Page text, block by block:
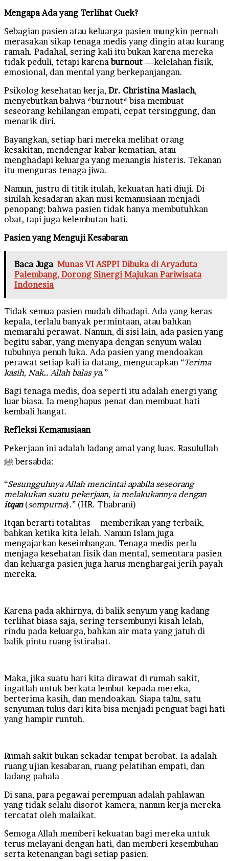
Mengapa Ada yang Terlihat Cuek?
Sebagian pasien atau keluarga pasien mungkin pernah
merasakan sikap tenaga medis yang dingin atau kurang
ramah. Padahal, sering kali itu bukan karena mereka
tidak peduli, tetapi karenaburnout —kelelahan fisik,
emosional, dan mental yang berkepanjangan.
Psikolog kesehatan kerja, Dr. Christina Maslach,
menyebutkan bahwa *burnout* bisa membuat
seseorang kehilangan empati, cepat tersinggung, dan
menarik diri.
Bayangkan, setiap hari mereka melihat orang
kesakitan, mendengar kabar kematian, atau
menghadapi keluarga yang menangis histeris. Tekanan
itu menguras tenaga jiwa.
Namun, justru di titik itulah, kekuatan hati diuji. Di
sinilah kesadaran akan misi kemanusiaan menjadi
penopang: bahwa pasien tidak hanya membutuhkan
obat, tapi juga kelembutan hati.
Pasien yang Menguji Kesabaran
Baca Juga Munas VI ASPPI Dibuka di Aryaduta
Palembang, Dorong Sinergi Majukan Pariwisata
Indonesia
Tidak semua pasien mudah dihadapi. Ada yang keras
kepala, terlalu banyak permintaan, atau bahkan
memarahi perawat. Namun, di sisi lain, ada pasien yang
begitu sabar, yang menyapa dengan senyum walau
tubuhnya penuh luka. Ada pasien yang mendoakan
perawat setiap kali ia datang, mengucapkan “Terima
kasih, Nak… Allah balas ya.”
Bagi tenaga medis, doa seperti itu adalah energi yang
luar biasa. Ia menghapus penat dan membuat hati
kembali hangat.
Refleksi Kemanusiaan
Pekerjaan ini adalah ladang amal yang luas. Rasulullah
ﷺ bersabda:
“Sesungguhnya Allah mencintai apabila seseorang
melakukan suatu pekerjaan, ia melakukannya dengan
itqan(sempurna).” (HR. Thabrani)
Itqan berarti totalitas—memberikan yang terbaik,
bahkan ketika kita lelah. Namun Islam juga
mengajarkan keseimbangan. Tenaga medis perlu
menjaga kesehatan fisik dan mental, sementara pasien
dan keluarga pasien juga harus menghargai jerih payah
mereka.
Karena pada akhirnya, di balik senyum yang kadang
terlihat biasa saja, sering tersembunyi kisah lelah,
rindu pada keluarga, bahkan air mata yang jatuh di
balik pintu ruang istirahat.
Maka, jika suatu hari kita dirawat di rumah sakit,
ingatlah untuk berkata lembut kepada mereka,
berterima kasih, dan mendoakan. Siapa tahu, satu
senyuman tulus dari kita bisa menjadi penguat bagi hati
yang hampir runtuh.
Rumah sakit bukan sekadar tempat berobat. Ia adalah
ruang ujian kesabaran, ruang pelatihan empati, dan
ladang pahala
Di sana, para pegawai perempuan adalah pahlawan
yang tidak selalu disorot kamera, namun kerja mereka
tercatat oleh malaikat.
Semoga Allah memberi kekuatan bagi mereka untuk
terus melayani dengan hati, dan memberi kesembuhan
serta ketenangan bagi setiap pasien.